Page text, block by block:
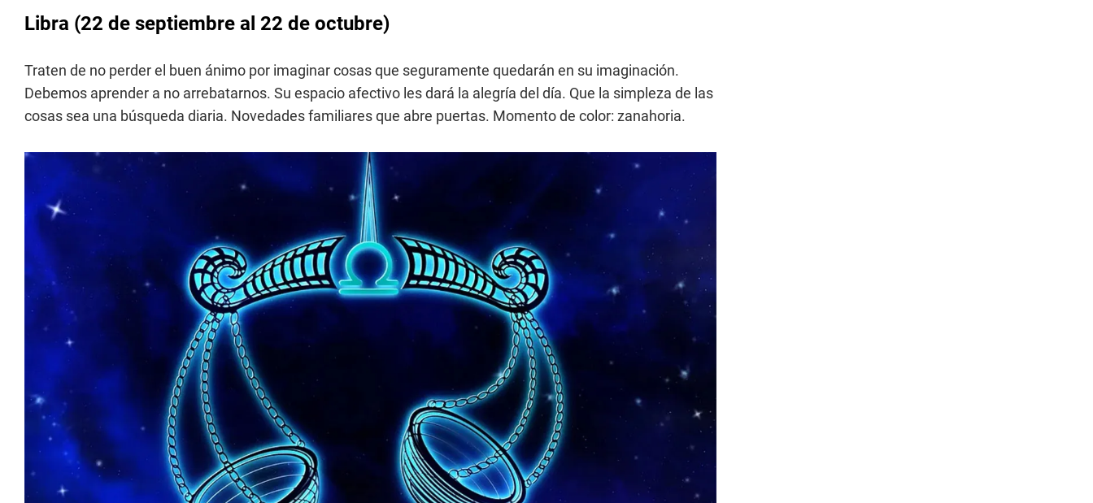
Libra (22 de septiembre al 22 de octubre)
Traten de no perder el buen ánimo por imaginar cosas que seguramente quedarán en su imaginación.
Debemos aprender a no arrebatarnos. Su espacio afectivo les dará la alegría del día. Que la simpleza de las
cosas sea una búsqueda diaria. Novedades familiares que abre puertas. Momento de color: zanahoria.